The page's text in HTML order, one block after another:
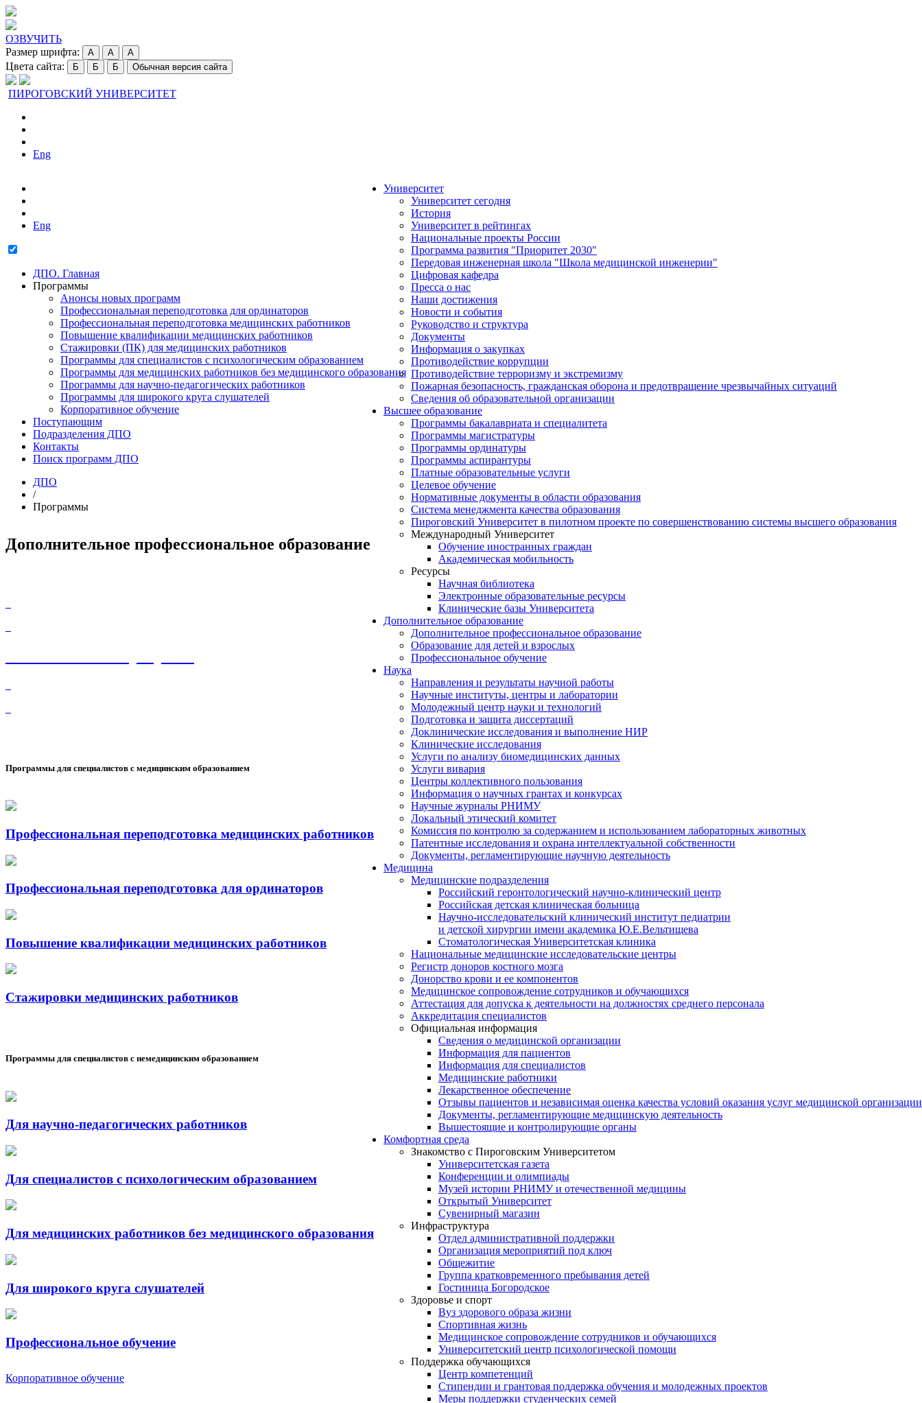
ОЗВУЧИТЬ
Размер шрифта:
A A A
Цвета сайта: Б Б Б Обычная версия сайта
ПИРОГОВСКИЙ УНИВЕРСИТЕТ
Eng
Университет
Университет сегодня
История
Университет в рейтингах
Национальные проекты России
Программа развития "Приоритет 2030"
Передовая инженерная школа "Школа медицинской инженерии"
Цифровая кафедра
Пресса о нас
Наши достижения
Новости и события
Руководство и структура
Документы
Информация о закупках
Противодействие коррупции
Противодействие терроризму и экстремизму
Пожарная безопасность, гражданская оборона и предотвращение чрезвычайных ситуаций
Сведения об образовательной организации
Высшее образование
Программы бакалавриата и специалитета
Программы магистратуры
Программы ординатуры
Программы аспирантуры
Платные образовательные услуги
Целевое обучение
Нормативные документы в области образования
Система менеджмента качества образования
Пироговский Университет в пилотном проекте по совершенствованию системы высшего образования
Международный Университет
Обучение иностранных граждан
Академическая мобильность
Ресурсы
Научная библиотека
Электронные образовательные ресурсы
Клинические базы Университета
Дополнительное образование
Дополнительное профессиональное образование
Образование для детей и взрослых
Профессиональное обучение
Наука
Направления и результаты научной работы
Научные институты, центры и лаборатории
Молодежный центр науки и технологий
Подготовка и защита диссертаций
Доклинические исследования и выполнение НИР
Клинические исследования
Услуги по анализу биомедицинских данных
Услуги вивария
Центры коллективного пользования
Информация о научных грантах и конкурсах
Научные журналы РНИМУ
Локальный этический комитет
Комиссия по контролю за содержанием и использованием лабораторных животных
Патентные исследования и охрана интеллектуальной собственности
Документы, регламентирующие научную деятельность
Медицина
Медицинские подразделения
Российский геронтологический научно-клинический центр
Российская детская клиническая больница
Научно-исследовательский клинический институт педиатрии
и детской хирургии имени академика Ю.Е.Вельтищева
Стоматологическая Университетская клиника
Национальные медицинские исследовательские центры
Регистр доноров костного мозга
Донорство крови и ее компонентов
Медицинское сопровождение сотрудников и обучающихся
Аттестация для допуска к деятельности на должностях среднего персонала
Аккредитация специалистов
Официальная информация
Сведения о медицинской организации
Информация для пациентов
Информация для специалистов
Медицинские работники
Лекарственное обеспечение
Отзывы пациентов и независимая оценка качества условий оказания услуг медицинской организации
Документы, регламентирующие медицинскую деятельность
Вышестоящие и контролирующие органы
Комфортная среда
Знакомство с Пироговским Университетом
Университетская газета
Конференции и олимпиады
Музей истории РНИМУ и отечественной медицины
Открытый Университет
Сувенирный магазин
Инфраструктура
Отдел административной поддержки
Организация мероприятий под ключ
Общежитие
Группа кратковременного пребывания детей
Гостиница Богородское
Здоровье и спорт
Вуз здорового образа жизни
Спортивная жизнь
Медицинское сопровождение сотрудников и обучающихся
Университетский центр психологической помощи
Поддержка обучающихся
Центр компетенций
Стипендии и грантовая поддержка обучения и молодежных проектов
Меры поддержки студенческих семей
Eng
ДПО. Главная
Программы
Анонсы новых программ
Профессиональная переподготовка для ординаторов
Профессиональная переподготовка медицинских работников
Повышение квалификации медицинских работников
Стажировки (ПК) для медицинских работников
Программы для специалистов с психологическим образованием
Программы для медицинских работников без медицинского образования
Программы для научно-педагогических работников
Программы для широкого круга слушателей
Корпоративное обучение
Поступающим
Подразделения ДПО
Контакты
Поиск программ ДПО
ДПО
/
Программы
Дополнительное профессиональное образование
Программы для специалистов с медицинским образованием
Профессиональная переподготовка медицинских работников
Профессиональная переподготовка для ординаторов
Повышение квалификации медицинских работников
Стажировки медицинских работников
Программы для специалистов с немедицинским образованием
Для научно-педагогических работников
Для специалистов с психологическим образованием
Для медицинских работников без медицинского образования
Для широкого круга слушателей
Профессиональное обучение
Корпоративное обучение